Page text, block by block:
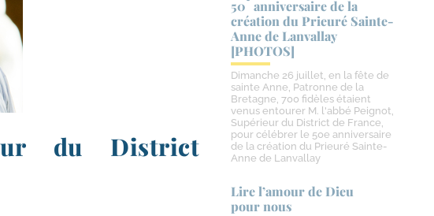
du District
50 anniversaire de la
création du Prieuré Sainte-​
Anne de Lanvallay
[PHOTOS]
Dimanche 26 juillet, en la fête de
sainte Anne, Patronne de la
Bretagne, 700 fidèles étaient
venus entourer M. l'abbé Peignot,
Supérieur du District de France,
pour célébrer le 50e anniversaire
de la création du Prieuré Sainte-
Anne de Lanvallay
Lire l’amour de Dieu
pour nous